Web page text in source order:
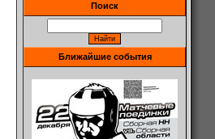
Поиск
Ближайшие события